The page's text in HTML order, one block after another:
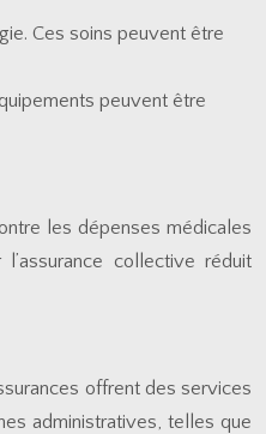
Ces soins peuvent être
peuvent être
les dépenses médicales
collective réduit
offrent des services
administratives, telles que